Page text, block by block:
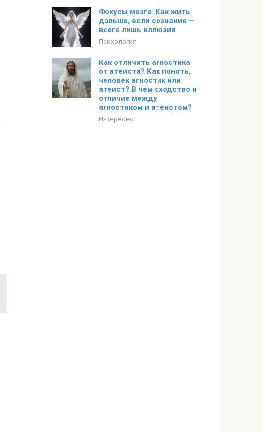
Фокусы мозга. Как жить
дальше, если сознание —
всего лишь иллюзия
Психология
Как отличить агностика
от атеиста? Как понять,
человек агностик или
атеист? В чем сходство и
отличие между
агностиком и атеистом?
Интересно